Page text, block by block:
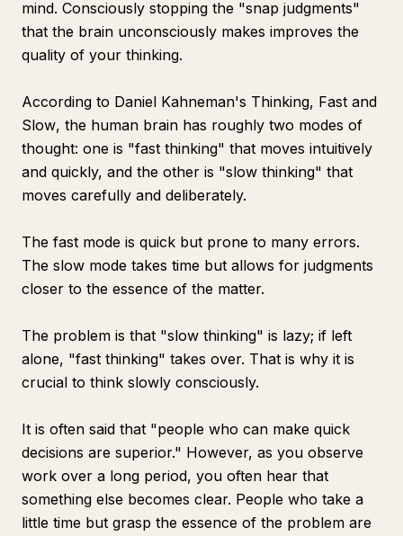
mind. Consciously stopping the "snap judgments"
that the brain unconsciously makes improves the
quality of your thinking.
According to Daniel Kahneman's Thinking, Fast and
Slow, the human brain has roughly two modes of
thought: one is "fast thinking" that moves intuitively
and quickly, and the other is "slow thinking" that
moves carefully and deliberately.
The fast mode is quick but prone to many errors.
The slow mode takes time but allows for judgments
closer to the essence of the matter.
The problem is that "slow thinking" is lazy; if left
alone, "fast thinking" takes over. That is why it is
crucial to think slowly consciously.
It is often said that "people who can make quick
decisions are superior." However, as you observe
work over a long period, you often hear that
something else becomes clear. People who take a
little time but grasp the essence of the problem are